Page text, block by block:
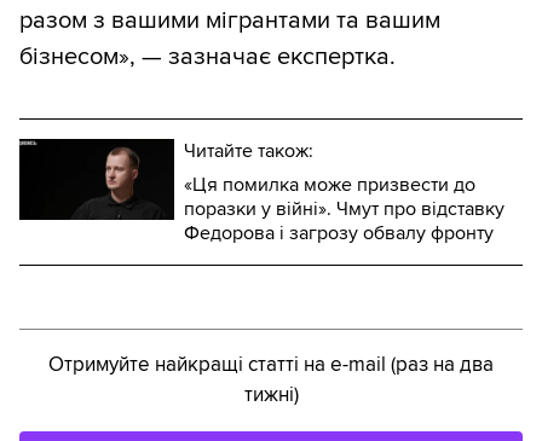
разом з вашими мігрантами та вашим
бізнесом», — зазначає експертка.
Читайте також:
«Ця помилка може призвести до
поразки у війні». Чмут про відставку
Федорова і загрозу обвалу фронту
Отримуйте найкращі статті на e-mail (раз на два
тижні)